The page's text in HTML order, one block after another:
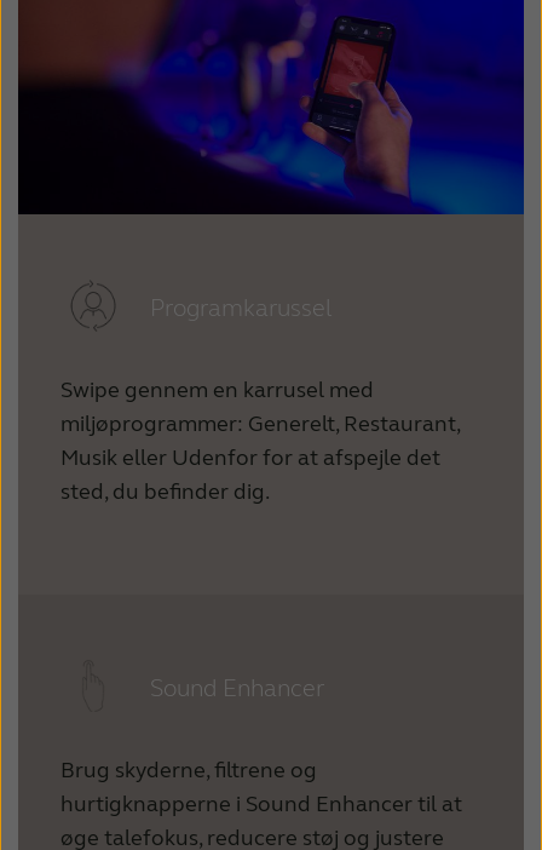
Programkarussel
Swipe gennem en karrusel med
miljøprogrammer: Generelt, Restaurant,
Musik eller Udenfor for at afspejle det
sted, du befinder dig.
Sound Enhancer
Brug skyderne, filtrene og
hurtigknapperne i Sound Enhancer til at
øge talefokus, reducere støj og justere